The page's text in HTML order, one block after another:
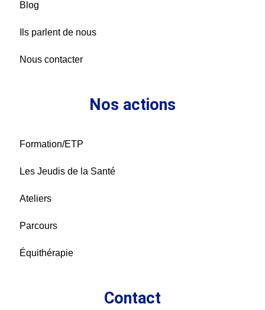
Blog
Ils parlent de nous
Nous contacter
Nos actions
Formation/ETP
Les Jeudis de la Santé
Ateliers
Parcours
Équithérapie
Contact